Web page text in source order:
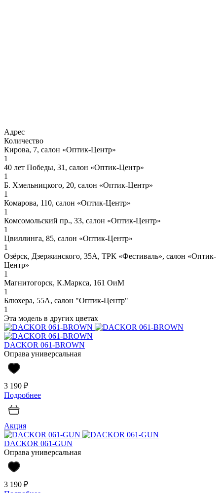
Адрес
Количество
Кирова, 7, салон «Оптик-Центр»
1
40 лет Победы, 31, салон «Оптик-Центр»
1
Б. Хмельницкого, 20, салон «Оптик-Центр»
1
Комарова, 110, салон «Оптик-Центр»
1
Комсомольский пр., 33, салон «Оптик-Центр»
1
Цвиллинга, 85, салон «Оптик-Центр»
1
Озёрск, Дзержинского, 35А, ТРК «Фестиваль», салон «Оптик-
Центр»
1
Магнитогорск, К.Маркса, 161 ОиМ
1
Блюхера, 55А, салон "Оптик-Центр"
1
Эта модель в других цветах
DACKOR 061-BROWN
Оправа универсальная
3 190 ₽
Подробнее
Акция
DACKOR 061-GUN
Оправа универсальная
3 190 ₽